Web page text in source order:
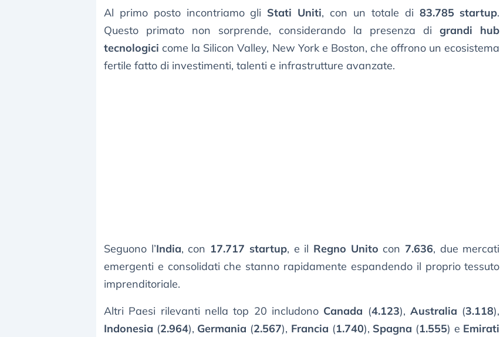
Al primo posto incontriamo gli Stati Uniti, con un totale di 83.785 startup.
Questo primato non sorprende, considerando la presenza digrandi hub
tecnologici come la Silicon Valley, New York e Boston, che offrono un ecosistema
fertile fatto di investimenti, talenti e infrastrutture avanzate.
Seguono l’India, con 17.717 startup, e il Regno Unito con 7.636, due mercati
emergenti e consolidati che stanno rapidamente espandendo il proprio tessuto
imprenditoriale.
Altri Paesi rilevanti nella top 20 includono Canada (4.123),Australia (3.118),
Indonesia (2.964), Germania (2.567), Francia (1.740), Spagna (1.555) e Emirati